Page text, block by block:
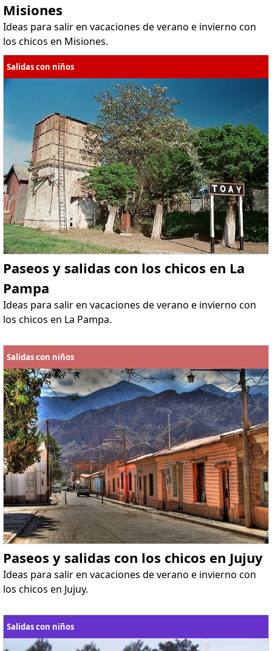
Misiones
Ideas para salir en vacaciones de verano e invierno con
los chicos en Misiones.
Salidas con niños
Paseos y salidas con los chicos en La
Pampa
Ideas para salir en vacaciones de verano e invierno con
los chicos en La Pampa.
Salidas con niños
Paseos y salidas con los chicos en Jujuy
Ideas para salir en vacaciones de verano e invierno con
los chicos en Jujuy.
Salidas con niños